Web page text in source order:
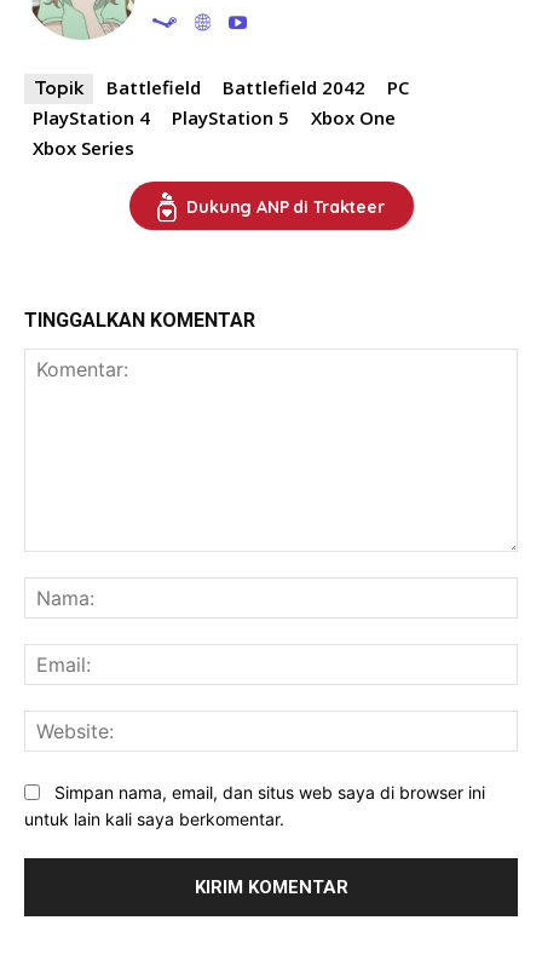
Topik Battlefield Battlefield 2042
PC
PlayStation 4
PlayStation 5
Xbox One
Xbox Series
Dukung ANP di Trakteer
TINGGALKAN KOMENTAR
Simpan nama, email, dan situs web saya di browser ini
untuk lain kali saya berkomentar.